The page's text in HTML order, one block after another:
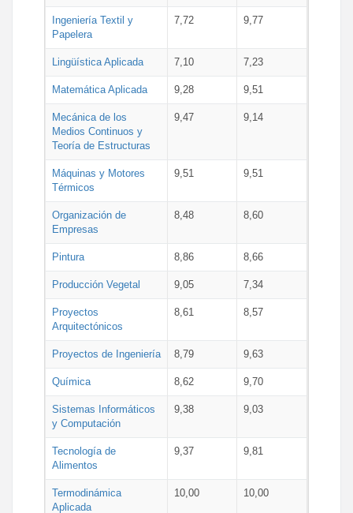
Ingeniería Textil y
Papelera
7,72 9,77
Lingüística Aplicada 7,10 7,23
Matemática Aplicada 9,28 9,51
Mecánica de los
Medios Continuos y
Teoría de Estructuras
9,47 9,14
Máquinas y Motores
Térmicos
9,51 9,51
Organización de
Empresas
8,48 8,60
Pintura 8,86 8,66
Producción Vegetal 9,05 7,34
Proyectos
Arquitectónicos
8,61 8,57
Proyectos de Ingeniería 8,79 9,63
Química 8,62 9,70
Sistemas Informáticos
y Computación
9,38 9,03
Tecnología de
Alimentos
9,37 9,81
Termodinámica
Aplicada
10,00 10,00